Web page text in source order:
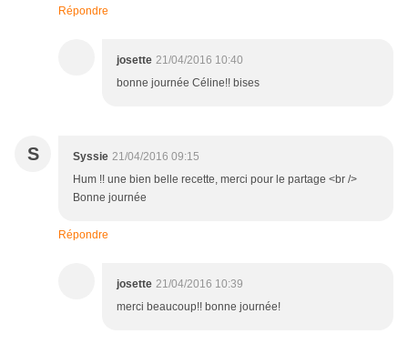
Répondre
josette 21/04/2016 10:40
bonne journée Céline!! bises
S Syssie 21/04/2016 09:15
Hum !! une bien belle recette, merci pour le partage <br />
Bonne journée
Répondre
josette 21/04/2016 10:39
merci beaucoup!! bonne journée!